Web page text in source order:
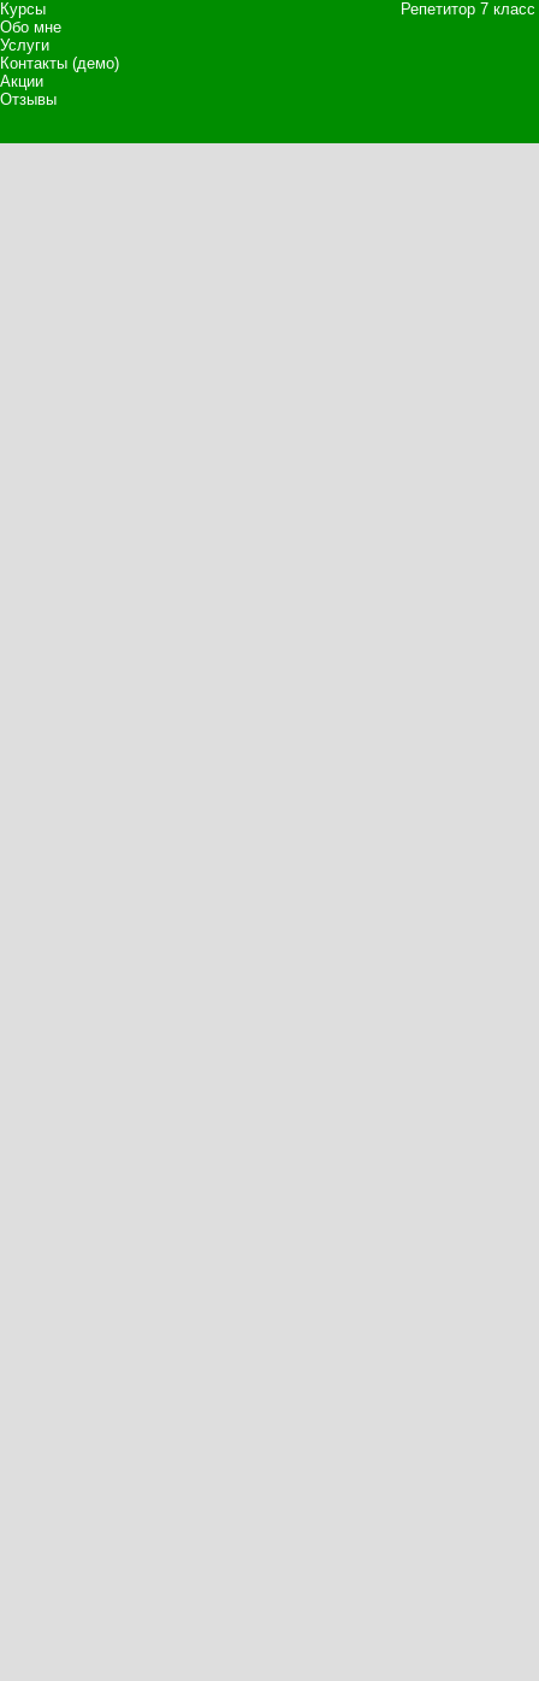
Курсы
Обо мне
Услуги
Контакты (демо)
Акции
Отзывы
Репетитор 7 класс